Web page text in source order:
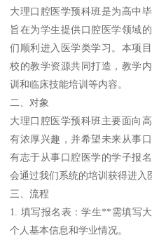
大理口腔医学预科班是为高中
旨在为学生提供口腔医学领域
们顺利进入医学类学习。本项
校的教学资源共同打造，教学
训和临床技能培训等内容。
二、对象
大理口腔医学预科班主要面向
有浓厚兴趣，并希望未来从事
有志于从事口腔医学的学子报
会通过我们系统的培训获得进入
三、流程
1. 填写报名表：学生**需填写
个人基本信息和学业情况。